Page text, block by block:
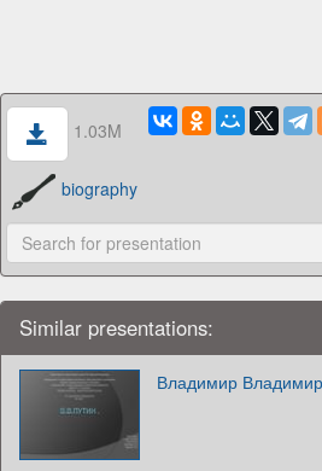
1.03M
biography
Similar presentations:
Владимир